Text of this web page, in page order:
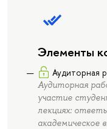
Элементы
Аудиторная
Аудиторная
участие
лекциях:
академическое